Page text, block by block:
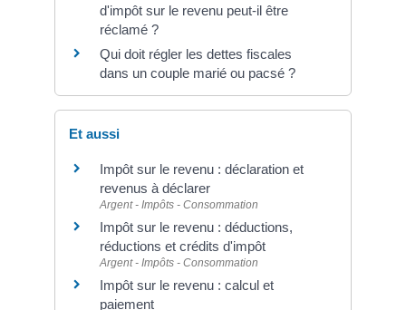
d'impôt sur le revenu peut-il être
réclamé ?
Qui doit régler les dettes fiscales
dans un couple marié ou pacsé ?
Et aussi
Impôt sur le revenu : déclaration et
revenus à déclarer
Argent - Impôts - Consommation
Impôt sur le revenu : déductions,
réductions et crédits d'impôt
Argent - Impôts - Consommation
Impôt sur le revenu : calcul et
paiement